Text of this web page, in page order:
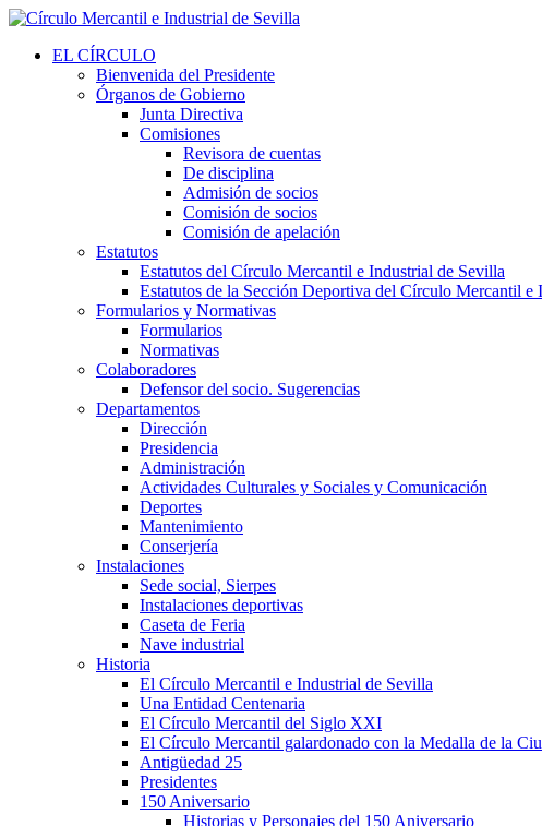
EL CÍRCULO
Bienvenida del Presidente
Órganos de Gobierno
Junta Directiva
Comisiones
Revisora de cuentas
De disciplina
Admisión de socios
Comisión de socios
Comisión de apelación
Estatutos
Estatutos del Círculo Mercantil e Industrial de Sevilla
Estatutos de la Sección Deportiva del Círculo Mercantil e
Formularios y Normativas
Formularios
Normativas
Colaboradores
Defensor del socio. Sugerencias
Departamentos
Dirección
Presidencia
Administración
Actividades Culturales y Sociales y Comunicación
Deportes
Mantenimiento
Conserjería
Instalaciones
Sede social, Sierpes
Instalaciones deportivas
Caseta de Feria
Nave industrial
Historia
El Círculo Mercantil e Industrial de Sevilla
Una Entidad Centenaria
El Círculo Mercantil del Siglo XXI
El Círculo Mercantil galardonado con la Medalla de la
Antigüedad 25
Presidentes
150 Aniversario
Historias y Personajes del 150 Aniversario